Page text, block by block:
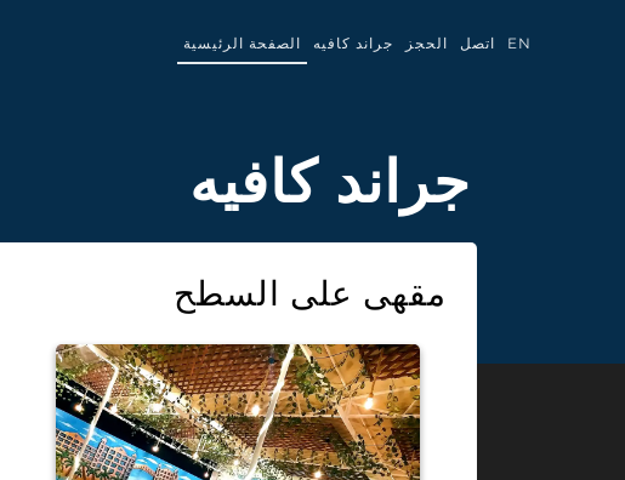
الصفحة الرئيسية جراند كافيه الحجز اتصل EN
جراند كافيه
مقهى على السطح